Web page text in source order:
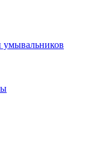
умывальников